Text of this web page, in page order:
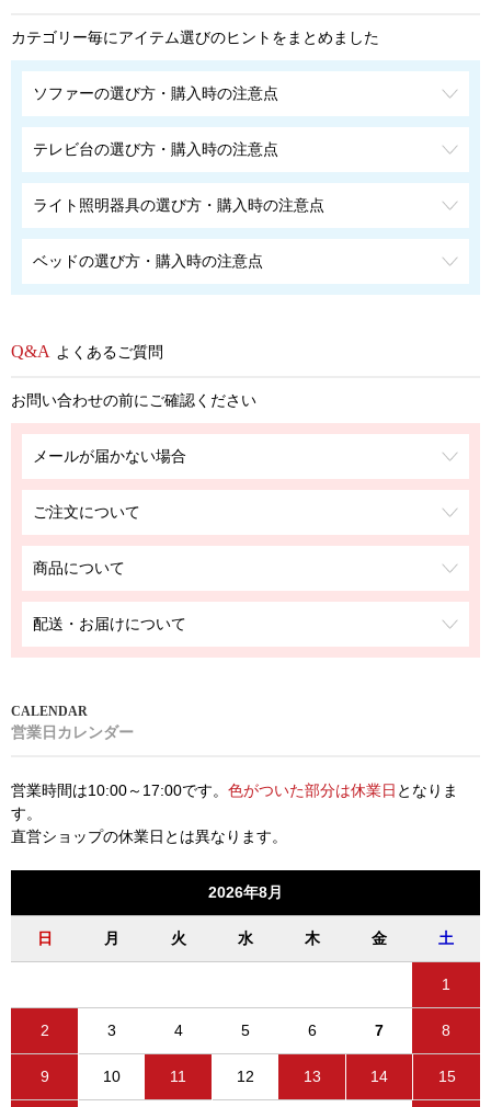
カテゴリー毎にアイテム選びのヒントをまとめました
ソファーの選び方・購入時の注意点
テレビ台の選び方・購入時の注意点
ライト照明器具の選び方・購入時の注意点
ベッドの選び方・購入時の注意点
よくあるご質問
お問い合わせの前にご確認ください
メールが届かない場合
ご注文について
商品について
配送・お届けについて
営業日カレンダー
営業時間は10:00～17:00です。 色がついた部分は休業日 となりま
す。
直営ショップの休業日とは異なります。
2026年8月
日 月 火 水 木 金 土
1
2 3 4 5 6 7 8
9 10 11 12 13 14 15